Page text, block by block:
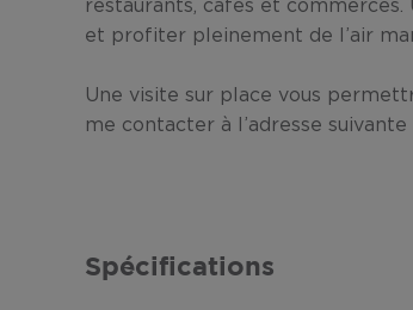
restaurants, cafés et
et profiter pleinement de l’air
Une visite sur place vous
me contacter à l’adresse suivante
Spécifications